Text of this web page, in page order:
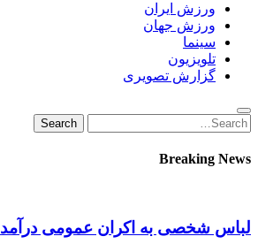
ورزش ایران
ورزش جهان
سینما
تلویزیون
گزارش تصویری
Search
for:
Search
Breaking News
لباس شخصی به اکران عمومی درآمد